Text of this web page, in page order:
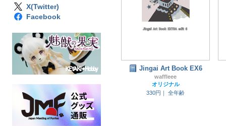
X(Twitter)
Facebook
Jingai Art Book EX6
waffleee
オリジナル
330円｜
全年齢